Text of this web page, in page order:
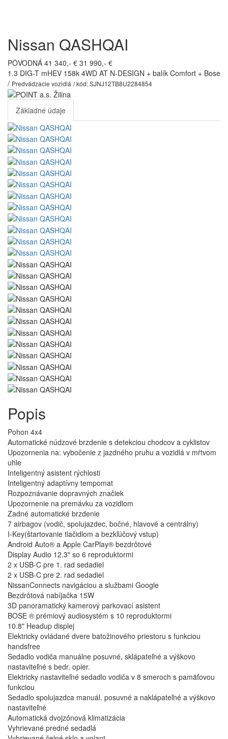
Nissan QASHQAI
PÔVODNÁ 41 340,- € 31 990,- €
1.3 DIG-T mHEV 158k 4WD AT N-DESIGN + balík Comfort + Bose
/ Predvádzacie vozidlá / kód: SJNJ12TB8U2284854
Základné údaje
Popis
Pohon 4x4
Automatické núdzové brzdenie s detekciou chodcov a cyklistov
Upozornenia na: vybočenie z jazdného pruhu a vozidlá v mŕtvom
uhle
Inteligentný asistent rýchlosti
Inteligentný adaptívny tempomat
Rozpoznávanie dopravných značiek
Upozornenie na premávku za vozidlom
Zadné automatické brzdenie
7 airbagov (vodič, spolujazdec, bočné, hlavové a centrálny)
I-Key(štartovanie tlačidlom a bezkľúčový vstup)
Android Auto® a Apple CarPlay® bezdrôtové
Display Audio 12.3" so 6 reproduktormi
2 x USB-C pre 1. rad sedadiel
2 x USB-C pre 2. rad sedadiel
NissanConnects navigáciou a službami Google
Bezdrôtová nabíjačka 15W
3D panoramatický kamerový parkovací asistent
BOSE ® prémiový audiosystém s 10 reproduktormi
10.8" Headup displej
Elektricky ovládané dvere batožinového priestoru s funkciou
handsfree
Sedadlo vodiča manuálne posuvné, sklápateľné a výškovo
nastaviteľné s bedr. opier.
Elektricky nastaviteľné sedadlo vodiča v 8 smeroch s pamäťovou
funkciou
Sedadlo spolujazdca manuál. posuvné a naklápateľné a výškovo
nastaviteľné
Automatická dvojzónová klimatizácia
Vyhrievané predné sedadlá